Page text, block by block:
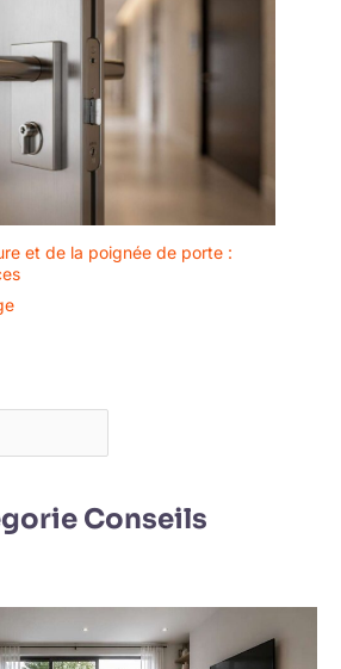
et de la poignée de porte :
Conseils